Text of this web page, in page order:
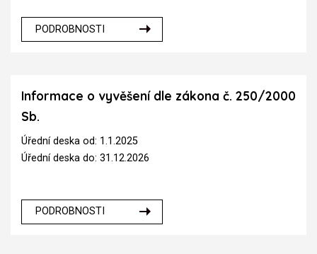
PODROBNOSTI
Informace o vyvěšení dle zákona č. 250/2000
Sb.
Úřední deska od: 1.1.2025
Úřední deska do: 31.12.2026
PODROBNOSTI